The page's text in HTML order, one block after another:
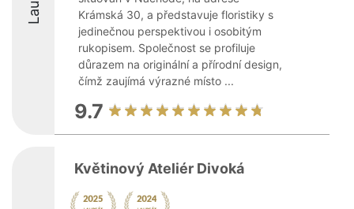
Krámská 30, a představuje floristiky s
jedinečnou perspektivou i osobitým
rukopisem. Společnost se profiluje
důrazem na originální a přírodní design,
čímž zaujímá výrazné místo ...
9.7
Květinový Ateliér Divoká